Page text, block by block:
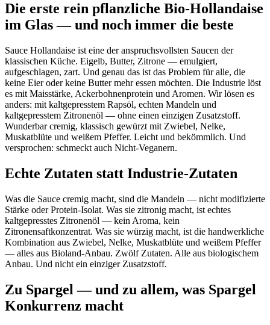
Die erste rein pflanzliche Bio-Hollandaise
im Glas — und noch immer die beste
Sauce Hollandaise ist eine der anspruchsvollsten Saucen der
klassischen Küche. Eigelb, Butter, Zitrone — emulgiert,
aufgeschlagen, zart. Und genau das ist das Problem für alle, die
keine Eier oder keine Butter mehr essen möchten. Die Industrie löst
es mit Maisstärke, Ackerbohnenprotein und Aromen. Wir lösen es
anders: mit kaltgepresstem Rapsöl, echten Mandeln und
kaltgepresstem Zitronenöl — ohne einen einzigen Zusatzstoff.
Wunderbar cremig, klassisch gewürzt mit Zwiebel, Nelke,
Muskatblüte und weißem Pfeffer. Leicht und bekömmlich. Und
versprochen: schmeckt auch Nicht-Veganern.
Echte Zutaten statt Industrie-Zutaten
Was die Sauce cremig macht, sind die Mandeln — nicht modifizierte
Stärke oder Protein-Isolat. Was sie zitronig macht, ist echtes
kaltgepresstes Zitronenöl — kein Aroma, kein
Zitronensaftkonzentrat. Was sie würzig macht, ist die handwerkliche
Kombination aus Zwiebel, Nelke, Muskatblüte und weißem Pfeffer
— alles aus Bioland-Anbau. Zwölf Zutaten. Alle aus biologischem
Anbau. Und nicht ein einziger Zusatzstoff.
Zu Spargel — und zu allem, was Spargel
Konkurrenz macht